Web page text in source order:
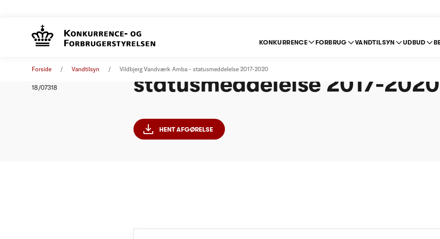
KONKURRENCE FORBRUG VANDTILSYN UDBUD
Forside Vandtilsyn Vildbjerg Vandværk Amba - statusmeddelelse 2017-2020
18/07318
statusmeddelelse 2017-2020
HENT AFGØRELSE